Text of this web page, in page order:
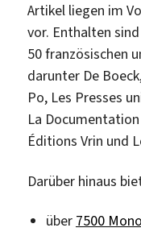
Artikel liegen im
vor. Enthalten
50 französischen
darunter De
Po, Les Presses
La
Éditions Vrin und
Darüber hinaus
über 7500